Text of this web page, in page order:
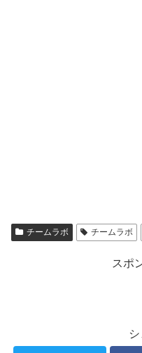
チームラボ チームラボ
スポ